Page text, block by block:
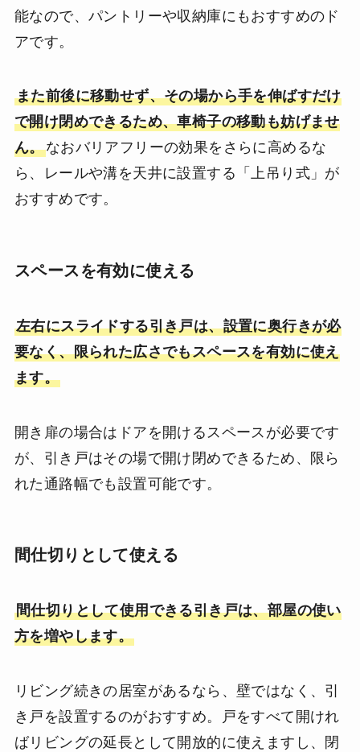
能なので、パントリーや収納庫にもおすすめのド
アです。
また前後に移動せず、その場から手を伸ばすだけ
で開け閉めできるため、車椅子の移動も妨げませ
ん。なおバリアフリーの効果をさらに高めるな
ら、レールや溝を天井に設置する「上吊り式」が
おすすめです。
スペースを有効に使える
左右にスライドする引き戸は、設置に奥行きが必
要なく、限られた広さでもスペースを有効に使え
ます。
開き扉の場合はドアを開けるスペースが必要です
が、引き戸はその場で開け閉めできるため、限ら
れた通路幅でも設置可能です。
間仕切りとして使える
間仕切りとして使用できる引き戸は、部屋の使い
方を増やします。
リビング続きの居室があるなら、壁ではなく、引
き戸を設置するのがおすすめ。戸をすべて開けれ
ばリビングの延長として開放的に使えますし、閉